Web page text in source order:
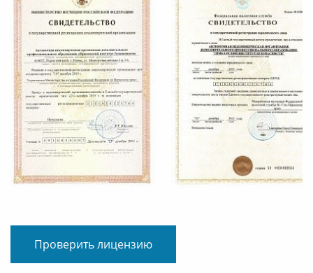
Проверить лицензию